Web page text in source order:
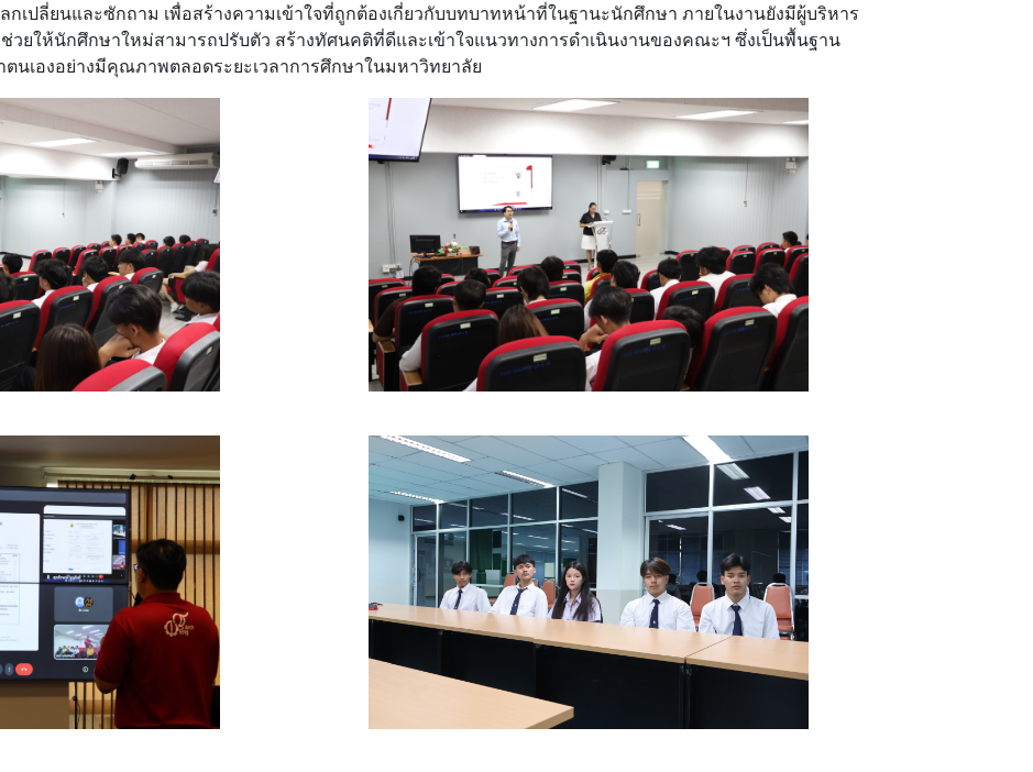
กเปลี่ยนและซักถาม เพื่อสร้างความเข้าใจที่ถูกต้องเกี่ยวกับบทบาทหน้าที่ในฐานะนักศึกษา ภายในงานยังมีผู้บริหาร
วยให้นักศึกษาใหม่สามารถปรับตัว สร้างทัศนคติที่ดีและเข้าใจแนวทางการดำเนินงานของคณะฯ ซึ่งเป็นพื้นฐาน
นเองอย่างมีคุณภาพตลอดระยะเวลาการศึกษาในมหาวิทยาลัย